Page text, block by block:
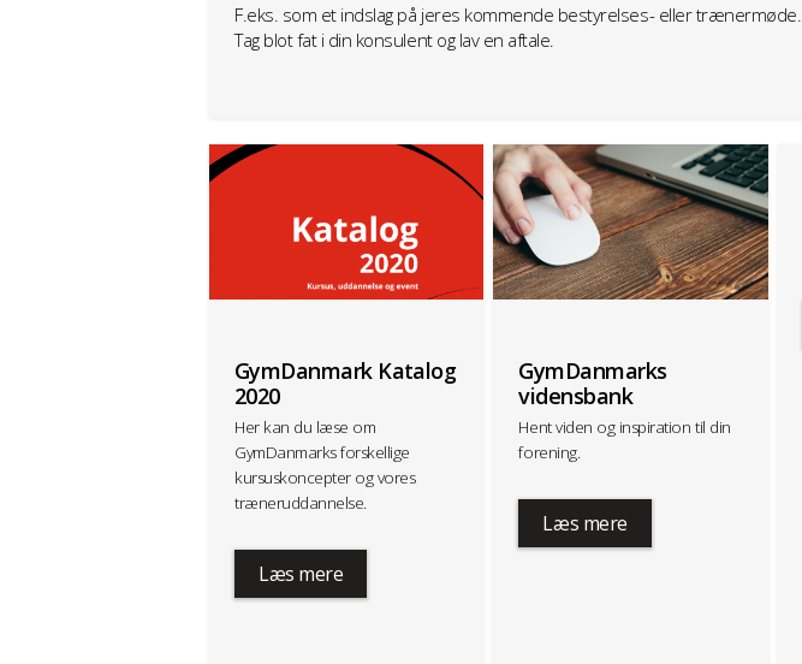
F.eks. som et indslag på jeres kommende bestyrelses- eller trænermøde.
Tag blot fat i din konsulent og lav en aftale.
GymDanmark Katalog
2020
Her kan du læse om
GymDanmarks forskellige
kursuskoncepter og vores
træneruddannelse.
Læs mere
GymDanmarks
vidensbank
Hent viden og inspiration til din
forening.
Læs mere